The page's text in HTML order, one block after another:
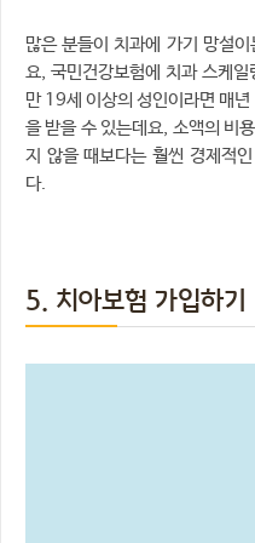
많은 분들이 치과에 가기 망설
요, 국민건강보험에 치과 스케
만 19세 이상의 성인이라면 매
을 받을 수 있는데요, 소액의 비
지 않을 때보다는 훨씬 경제적
다.
5. 치아보험 가입하기